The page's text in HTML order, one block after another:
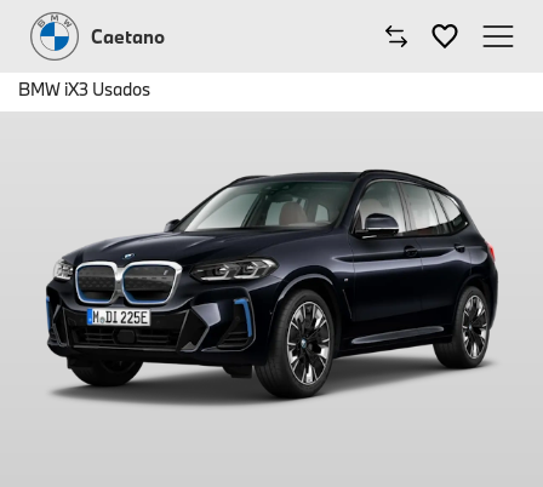
Caetano
Modelos BMW
Oficinas
Campanhas
Notícias
BMW iX3 Usados